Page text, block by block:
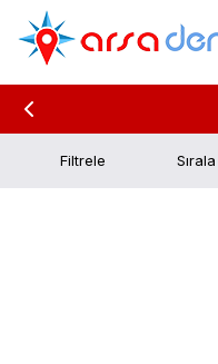
Filtrele